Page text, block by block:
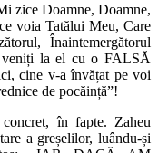
zice Doamne, Doamne,
voia Tatălui Meu, Care
Înaintemergătorul
veniți la el cu o FALSĂ
cine v-a învățat pe voi
de pocăință”!
în fapte. Zaheu
a greșelilor, luându-și